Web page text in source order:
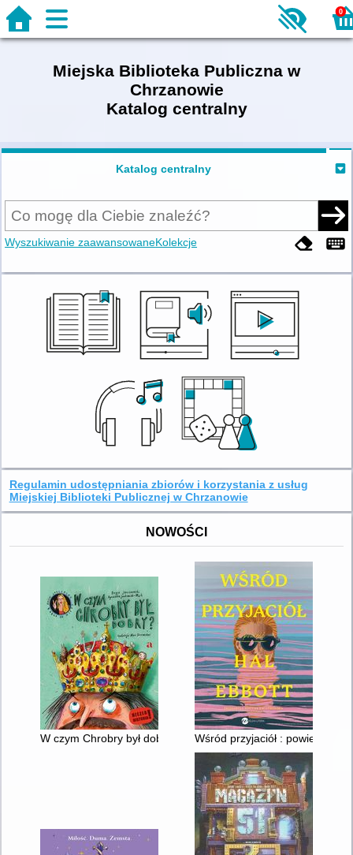
0
Miejska Biblioteka Publiczna w
Chrzanowie
Katalog centralny
Katalog centralny
Wyszukiwanie zaawansowaneKolekcje
Regulamin udostępniania zbiorów i korzystania z usług
Miejskiej Biblioteki Publicznej w Chrzanowie
NOWOŚCI
W czym Chrobry był dobry? Wśród przyjaciół : powieść